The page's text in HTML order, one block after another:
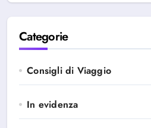
Categorie
Consigli di Viaggio
In evidenza